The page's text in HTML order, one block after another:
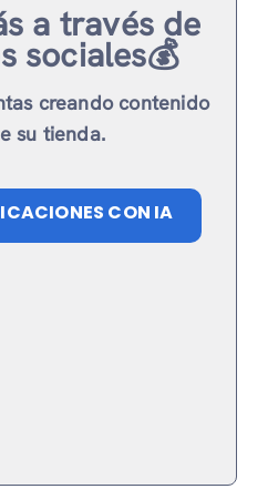
a través de
sociales💰
creando contenido
su tienda.
CON IA